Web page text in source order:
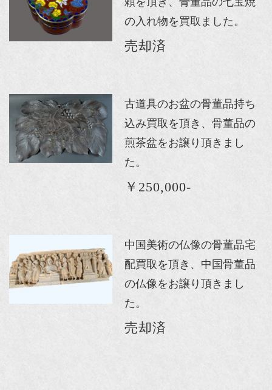
の入れ物を買取ました。
売却済
古道具のお盆の骨董品持ち
込み買取を頂き、骨董品の
煎茶盆をお譲り頂きまし
た。
￥250,000-
中国美術の仏像の骨董品宅
配買取を頂き、中国骨董品
の仏像をお譲り頂きまし
た。
売却済